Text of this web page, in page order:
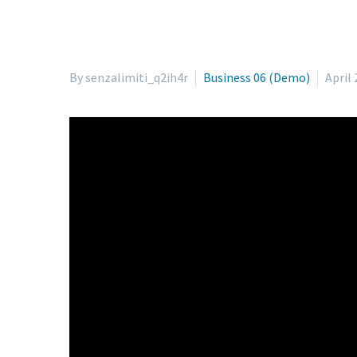
By senzalimiti_q2ih4r Business 06 (Demo) April